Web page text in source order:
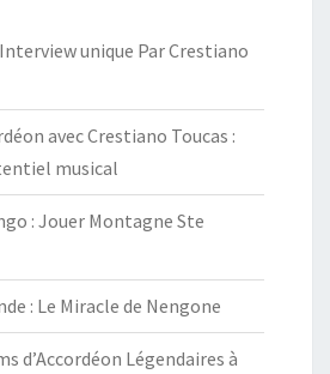
unique Par Crestiano
avec Crestiano Toucas :
musical
: Jouer Montagne Ste
: Le Miracle de Nengone
d’Accordéon Légendaires à